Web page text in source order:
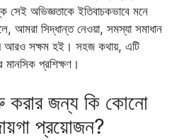
অভিজ্ঞতাকে ইতিবাচকভাবে মনে
আমরা সিদ্ধান্ত নেওয়া, সমস্যা সমাধান
আরও সক্ষম হই। সহজ কথায়, এটি
মানসিক প্রশিক্ষণ।
করার জন্য কি কোনো
প্রয়োজন?